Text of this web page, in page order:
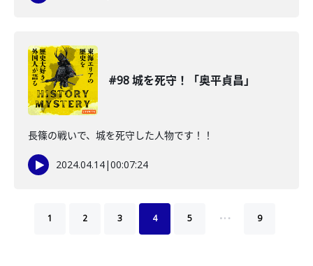
#98 城を死守！「奥平貞昌」
長篠の戦いで、城を死守した人物です！！
2024.04.14|00:07:24
1 2 3 4 5 … 9